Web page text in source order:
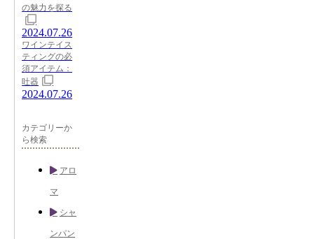
の魅力を探る
2024.07.26
ワインテイス
ティングの必
須アイテム：
吐器
2024.07.26
カテゴリーか
ら検索
アロ
マ
シャ
ンパン